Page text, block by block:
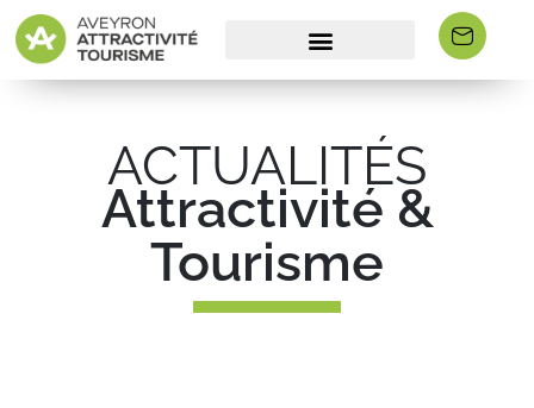
ACTUALITÉS
Attractivité &
Tourisme